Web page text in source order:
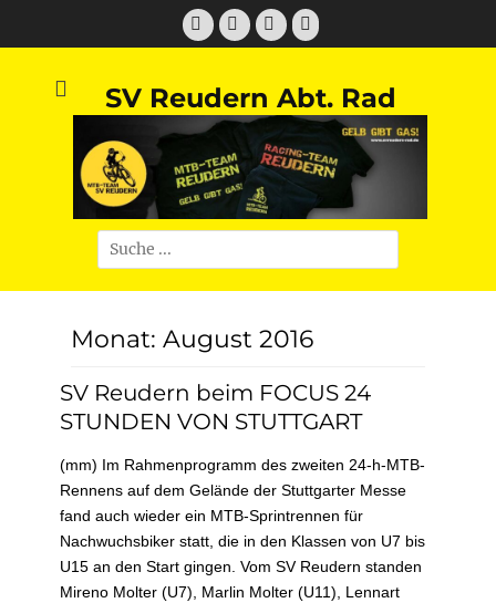
FacebookTwitter E-
Mail
Instagram
SV Reudern Abt. Rad
Suchen
nach:
Monat: August 2016
SV Reudern beim FOCUS 24
STUNDEN VON STUTTGART
(mm) Im Rahmenprogramm des zweiten 24-h-MTB-
Rennens auf dem Gelände der Stuttgarter Messe
fand auch wieder ein MTB-Sprintrennen für
Nachwuchsbiker statt, die in den Klassen von U7 bis
U15 an den Start gingen. Vom SV Reudern standen
Mireno Molter (U7), Marlin Molter (U11), Lennart